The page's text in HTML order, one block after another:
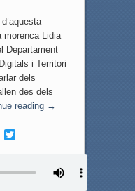
morenca Lidia
Departament
i Territori
dels
des dels
reading →
T